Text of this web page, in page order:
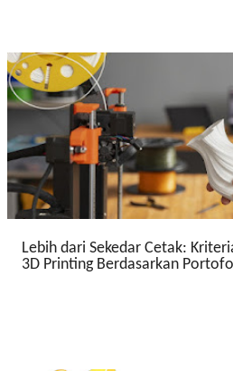
Lebih dari Sekedar Cetak:
3D Printing Berdasarkan